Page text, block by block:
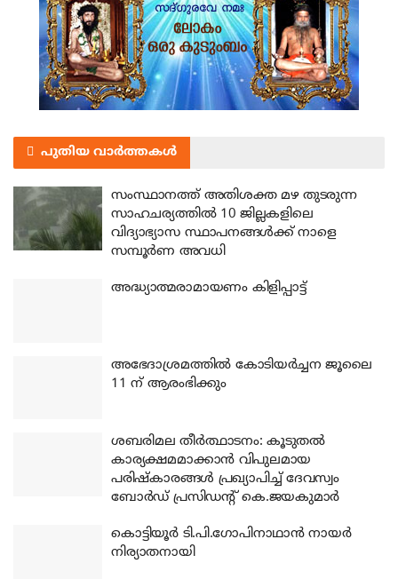
പുതിയ വാർത്തകൾ
സംസ്ഥാനത്ത് അതിശക്ത മഴ തുടരുന്ന
സാഹചര്യത്തിൽ 10 ജില്ലകളിലെ
വിദ്യാഭ്യാസ സ്ഥാപനങ്ങൾക്ക് നാളെ
സമ്പൂർണ അവധി
അദ്ധ്യാത്മരാമായണം കിളിപ്പാട്ട്
അഭേദാശ്രമത്തില്‍ കോടിയര്‍ച്ചന ജൂലൈ
11 ന് ആരംഭിക്കും
ശബരിമല തീര്‍ത്ഥാടനം: കൂടുതല്‍
കാര്യക്ഷമമാക്കാന്‍ വിപുലമായ
പരിഷ്‌കാരങ്ങള്‍ പ്രഖ്യാപിച്ച് ദേവസ്വം
ബോര്‍ഡ് പ്രസിഡന്റ് കെ.ജയകുമാര്‍
കൊട്ടിയൂര്‍ ടി.പി.ഗോപിനാഥാന്‍ നായര്‍
നിര്യാതനായി